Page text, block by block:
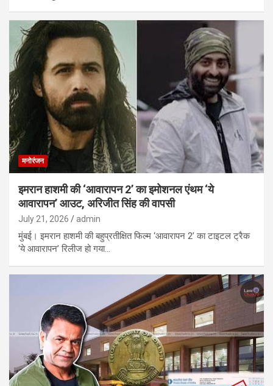
मनोरंजन
इमरान हाशमी की ‘आवारापन 2’ का इमोशनल एंथम ‘ये
आवारापन’ आउट, अरिजीत सिंह की वापसी
July 21, 2026 admin
मुंबई। इमरान हाशमी की बहुप्रतीक्षित फिल्म ‘आवारापन 2’ का टाइटल ट्रैक
‘ये आवारापन’ रिलीज हो गया…